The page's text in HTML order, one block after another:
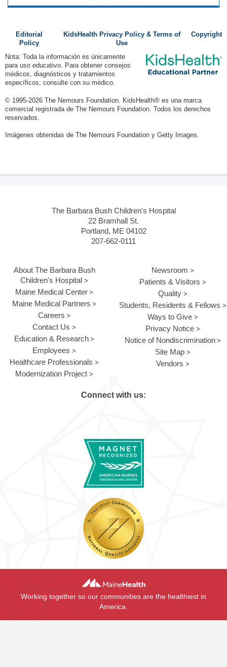
Editorial
Policy
KidsHealth Privacy Policy & Terms of
Use
Copyright
Nota: Toda la información es únicamente
para uso educativo. Para obtener consejos
médicos, diagnósticos y tratamientos
específicos, consulte con su médico.
© 1995-2026 The Nemours Foundation. KidsHealth® es una marca
comercial registrada de The Nemours Foundation. Todos los derechos
reservados.
Imágenes obtenidas de The Nemours Foundation y Getty Images.
The Barbara Bush Children's Hospital
22 Bramhall St.
Portland, ME 04102
207-662-0111
About The Barbara Bush
Children's Hospital
Maine Medical Center
Maine Medical Partners
Careers
Contact Us
Education & Research
Employees
Healthcare Professionals
Modernization Project
Newsroom
Patients & Visitors
Quality
Students, Residents & Fellows
Ways to Give
Privacy Notice
Notice of Nondiscrimination
Site Map
Vendors
Connect with us:
Working together so our communities are the healthiest in
America.